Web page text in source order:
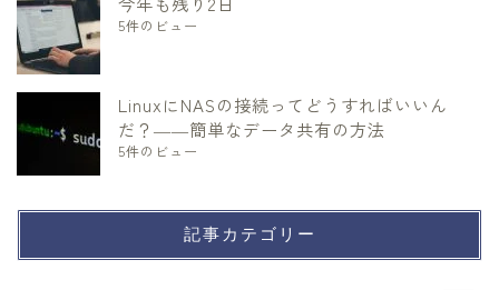
5件のビュー
LinuxにNASの接続ってどうすればいいん
だ？――簡単なデータ共有の方法
5件のビュー
記事カテゴリー